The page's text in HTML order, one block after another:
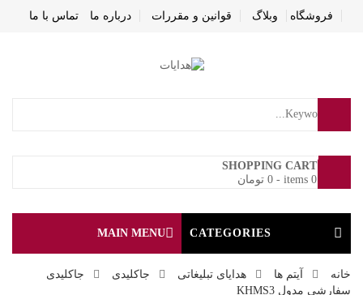
فروشگاه وبلاگ قوانین و مقررات درباره ما تماس با ما
SHOPPING CART
0 items
-
0 تومان
0
CATEGORIES
MAIN MENU
خانه آیتم ها هدایای تبلیغاتی جاکلیدی
جاکلیدی
سفارشی مدول KHMS3